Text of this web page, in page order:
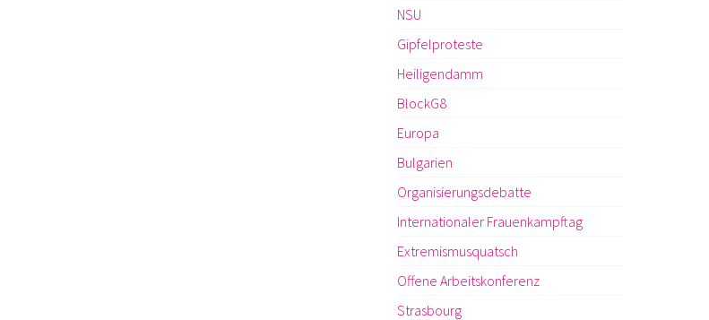
NSU
Gipfelproteste
Heiligendamm
BlockG8
Europa
Bulgarien
Organisierungsdebatte
Internationaler Frauenkampftag
Extremismusquatsch
Offene Arbeitskonferenz
Strasbourg